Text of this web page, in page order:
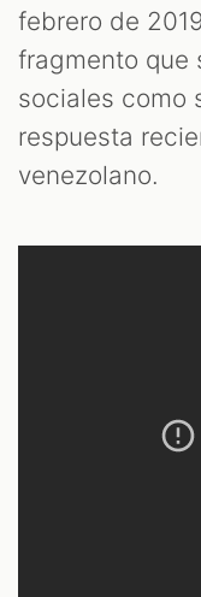
febrero de
fragmento que
sociales como
respuesta
venezolano.